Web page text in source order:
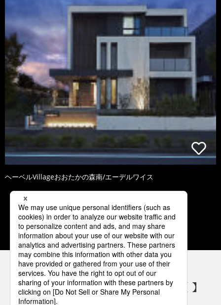
ヘーベルVillageおおたかの森南/エーデルワイス
1 2 3 4 5
パナソニックの電気設備 SNSアカウント